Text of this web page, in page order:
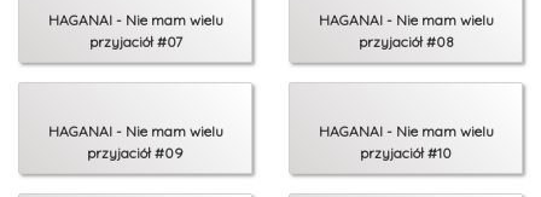
HAGANAI - Nie mam wielu
przyjaciół #07
HAGANAI - Nie mam wielu
przyjaciół #08
HAGANAI - Nie mam wielu
przyjaciół #09
HAGANAI - Nie mam wielu
przyjaciół #10